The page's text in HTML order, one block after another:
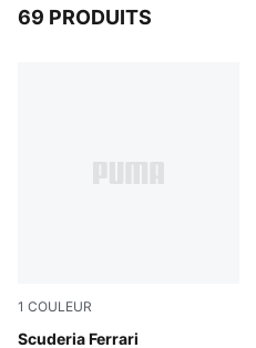
69 PRODUITS
1 COULEUR
Scuderia Ferrari
PUMA Red